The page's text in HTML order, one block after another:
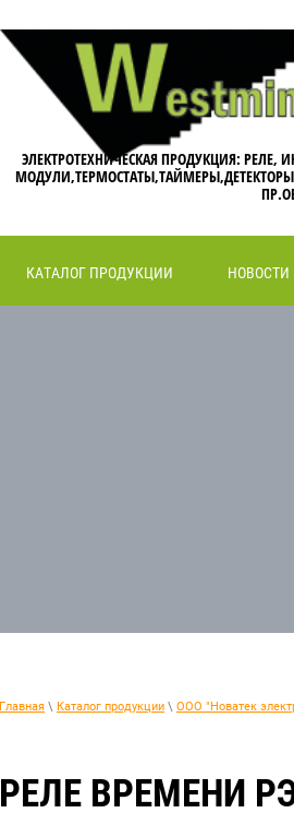
ЭЛЕКТРОТЕХНИЧЕСКАЯ ПРОДУКЦИЯ: РЕЛЕ,
КАТАЛОГ ПРОДУКЦИИ НОВОСТИ
Главная \ Каталог продукции \ ООО "Новатек
РЕЛЕ ВРЕМЕНИ